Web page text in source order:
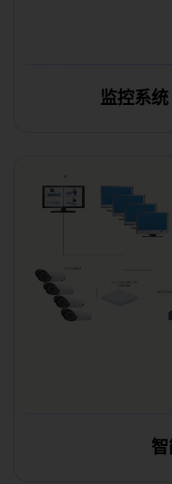
监控系